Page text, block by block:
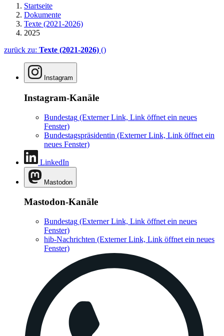
Startseite
Dokumente
Texte (2021-2026)
2025
zurück zu: Texte (2021-2026) ()
Instagram
Instagram-Kanäle
Bundestag (Externer Link, Link öffnet ein neues
Fenster)
Bundestagspräsidentin (Externer Link, Link öffnet ein
neues Fenster)
LinkedIn
Mastodon
Mastodon-Kanäle
Bundestag (Externer Link, Link öffnet ein neues
Fenster)
hib-Nachrichten (Externer Link, Link öffnet ein neues
Fenster)